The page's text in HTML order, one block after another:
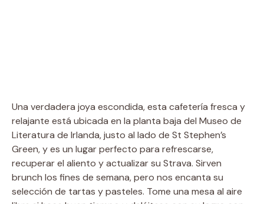
Una verdadera joya escondida, esta cafetería fresca y
relajante está ubicada en la planta baja del Museo de
Literatura de Irlanda, justo al lado de St Stephen’s
Green, y es un lugar perfecto para refrescarse,
recuperar el aliento y actualizar su Strava. Sirven
brunch los fines de semana, pero nos encanta su
selección de tartas y pasteles. Tome una mesa al aire